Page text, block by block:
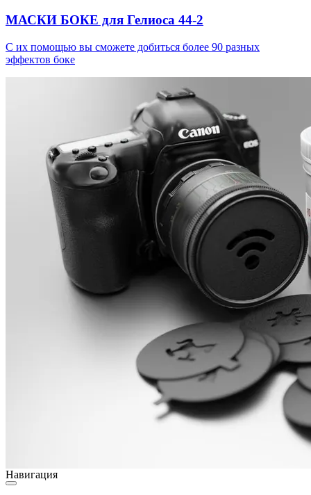
МАСКИ БОКЕ для Гелиоса 44-2
С их помощью вы сможете добиться более 90 разных
эффектов боке
Навигация